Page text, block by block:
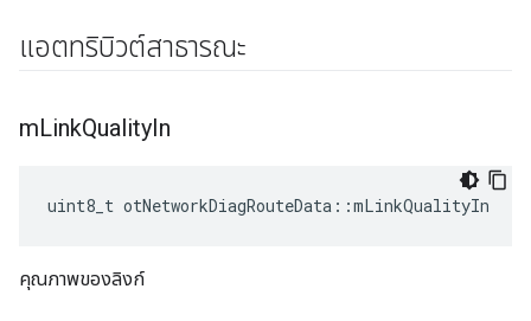
แอตทริบิวต์สาธารณะ
mLinkQualityIn
uint8_t otNetworkDiagRouteData ::mLinkQualityIn
คุณภาพของลิงก์